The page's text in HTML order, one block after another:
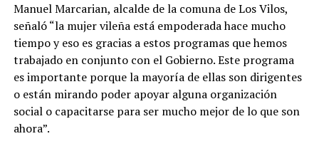
Manuel Marcarian, alcalde de la comuna de Los Vilos,
señaló “la mujer vileña está empoderada hace mucho
tiempo y eso es gracias a estos programas que hemos
trabajado en conjunto con el Gobierno. Este programa
es importante porque la mayoría de ellas son dirigentes
o están mirando poder apoyar alguna organización
social o capacitarse para ser mucho mejor de lo que son
ahora”.